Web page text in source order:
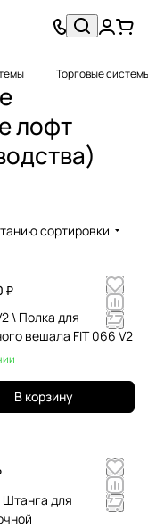
Торговые
лофт
сортировки
₽
\ Полка для
вешала FIT 066 V2
В корзину
Штанга для